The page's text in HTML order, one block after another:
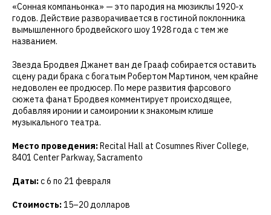
«Сонная компаньонка» — это пародия на мюзиклы 1920-х
годов. Действие разворачивается в гостиной поклонника
вымышленного бродвейского шоу 1928 года с тем же
названием.
Звезда Бродвея Джанет ван де Грааф собирается оставить
сцену ради брака с богатым Робертом Мартином, чем крайне
недоволен ее продюсер. По мере развития фарсового
сюжета фанат Бродвея комментирует происходящее,
добавляя иронии и самоиронии к знакомым клише
музыкального театра.
Место проведения:Recital Hall at Cosumnes River College,
8401 Center Parkway, Sacramento
Даты:с 6 по 21 февраля
Стоимость:15–20 долларов